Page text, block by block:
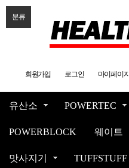
분류
회원가입 로그인 마이페이지
유산소 POWERTEC
POWERBLOCK 웨이트
맛사지기 TUFFSTUFF